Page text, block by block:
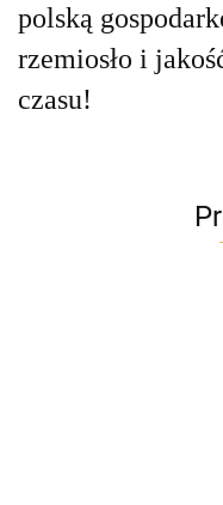
polską
rzemiosło i
czasu!